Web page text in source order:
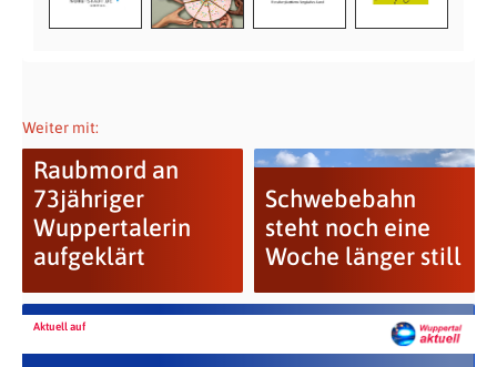
Weiter mit:
Raubmord an
73jähriger
Wuppertalerin
aufgeklärt
Schwebebahn
steht noch eine
Woche länger still
Aktuell auf